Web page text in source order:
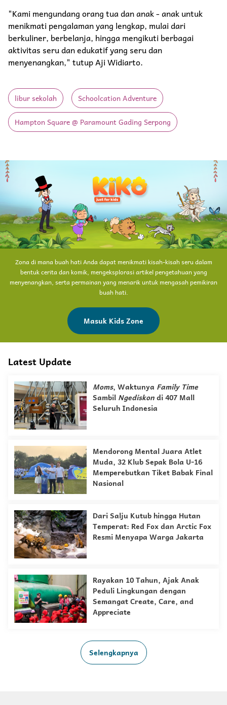
"Kami mengundang orang tua dan anak - anak untuk
menikmati pengalaman yang lengkap, mulai dari
berkuliner, berbelanja, hingga mengikuti berbagai
aktivitas seru dan edukatif yang seru dan
menyenangkan," tutup Aji Widiarto.
libur sekolah Schoolcation Adventure
Hampton Square @ Paramount Gading Serpong
Zona di mana buah hati Anda dapat menikmati kisah-kisah seru dalam
bentuk cerita dan komik, mengeksplorasi artikel pengetahuan yang
menyenangkan, serta permainan yang menarik untuk mengasah pemikiran
buah hati.
Masuk Kids Zone
Latest Update
Moms, Waktunya Family Time
Sambil Ngediskondi 407 Mall
Seluruh Indonesia
Mendorong Mental Juara Atlet
Muda, 32 Klub Sepak Bola U-16
Memperebutkan Tiket Babak Final
Nasional
Dari Salju Kutub hingga Hutan
Temperat: Red Fox dan Arctic Fox
Resmi Menyapa Warga Jakarta
Rayakan 10 Tahun, Ajak Anak
Peduli Lingkungan dengan
Semangat Create, Care, and
Appreciate
Selengkapnya